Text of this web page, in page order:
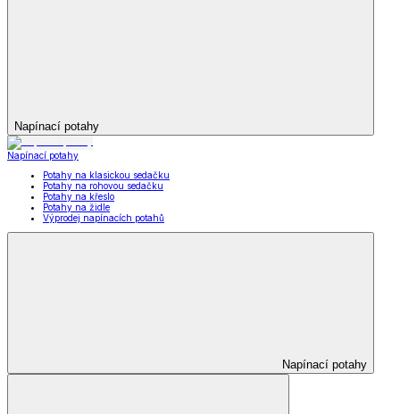
Napínací potahy
Napínací potahy
Potahy na klasickou sedačku
Potahy na rohovou sedačku
Potahy na křeslo
Potahy na židle
Výprodej napínacích potahů
Napínací potahy